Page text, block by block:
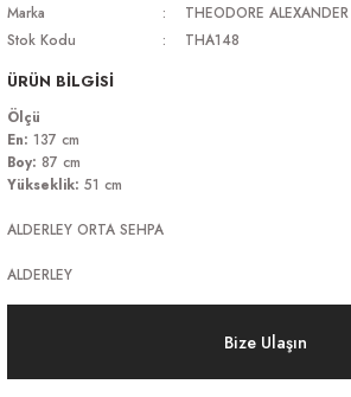
Marka
THEODORE ALEXANDER
Stok Kodu
THA148
ÜRÜN BİLGİSİ
Ölçü
En: 137 cm
Boy: 87 cm
Yükseklik: 51 cm
ALDERLEY ORTA SEHPA
ALDERLEY
Bize Ulaşın